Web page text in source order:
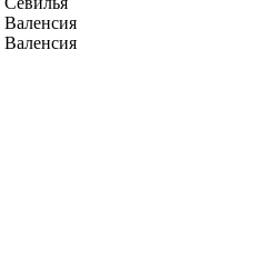
Валенсия
Валенсия